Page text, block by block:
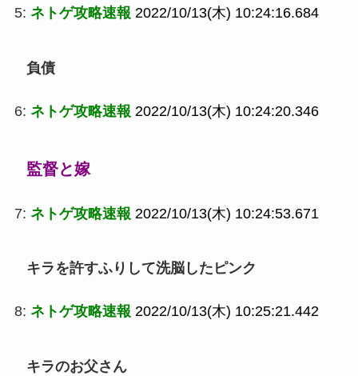
5: ネトゲ攻略速報 2022/10/13(木) 10:24:16.684
負債
6: ネトゲ攻略速報 2022/10/13(木) 10:24:20.346
監督と嫁
7: ネトゲ攻略速報 2022/10/13(木) 10:24:53.671
キラを許すふりして洗脳したピンク
8: ネトゲ攻略速報 2022/10/13(木) 10:25:21.442
キラのお父さん